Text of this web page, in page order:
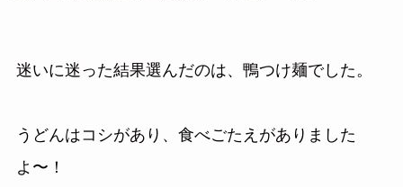
迷いに迷った結果選んだのは、鴨つけ麺でした。
うどんはコシがあり、食べごたえがありました
よ〜！